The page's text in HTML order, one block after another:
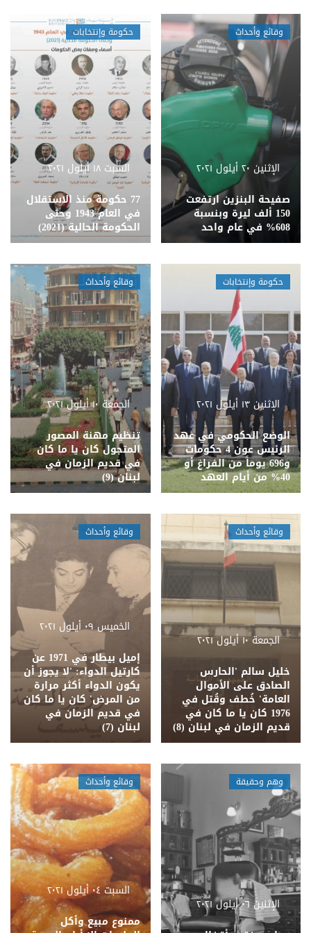
وقائع وأحداث
الإثنين ٢٠ أيلول ٢٠٢١
صفيحة البنزين ارتفعت
150 ألف ليرة وبنسبة
608% في عام واحد
حكومة وإنتخابات
السبت ١٨ أيلول ٢٠٢١
77 حكومة منذ الاستقلال
في العام 1943 وحتى
الحكومة الحالية (2021)
حكومة وإنتخابات
الإثنين ١٣ أيلول ٢٠٢١
الوضع الحكومي في عهد
الرئيس عون 4 حكومات
و696 يوماً من الفراغ أو
40% من أيام العهد
وقائع وأحداث
الجمعة ١٠ أيلول ٢٠٢١
تنظيم مهنة المصور
المتجول كان يا ما كان
في قديم الزمان في
لبنان (9)
وقائع وأحداث
الجمعة ١٠ أيلول ٢٠٢١
خليل سالم 'الحارس
الصادق على الأموال
العامة' خُطف وقُتل في
1976 كان يا ما كان في
قديم الزمان في لبنان (8)
وقائع وأحداث
الخميس ٠٩ أيلول ٢٠٢١
إميل بيطار في 1971 عن
كارتيل الدواء: 'لا يجوز أن
يكون الدواء أكثر مرارة
من المرض' كان يا ما كان
في قديم الزمان في
لبنان (7)
وهم وحقيقة
الإثنين ٠٦ أيلول ٢٠٢١
وقائع وأحداث
السبت ٠٤ أيلول ٢٠٢١
ممنوع مبيع وأكل